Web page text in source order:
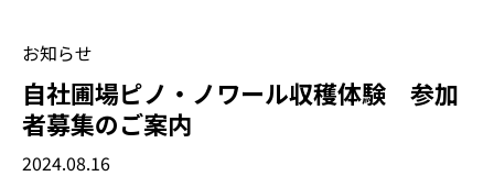
お知らせ
自社圃場ピノ・ノワール収穫体験 参加
者募集のご案内
2024.08.16